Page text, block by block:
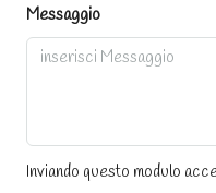
Messaggio
Inviando questo modulo